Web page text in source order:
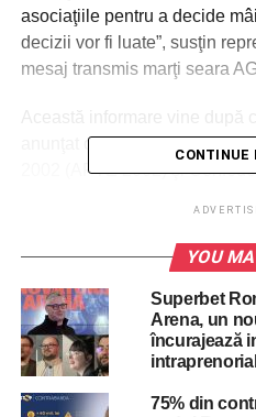
asociaţiile pentru a decide
decizii vor fi luate”, susţin
mesaj transmis marţi seara
anunţat că Asociaţia
2002 (APTE 2002) şi
despre regimul diurnei
transport în afara ţării.
La protest au mai confirmat
Operatorilor Români de
CONTINUE
YOU
Superbet
Arena, un
încurajează
intraprenorial
75% din